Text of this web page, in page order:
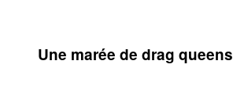
Une marée de drag queens